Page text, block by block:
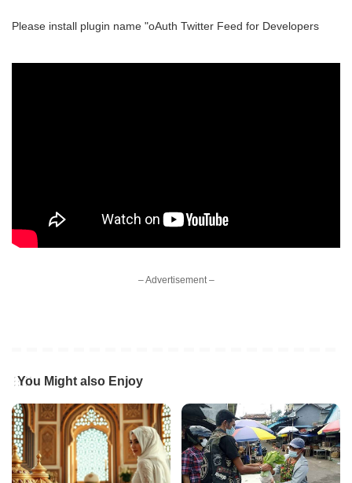
Please install plugin name "oAuth Twitter Feed for Developers
– Advertisement –
You Might also Enjoy